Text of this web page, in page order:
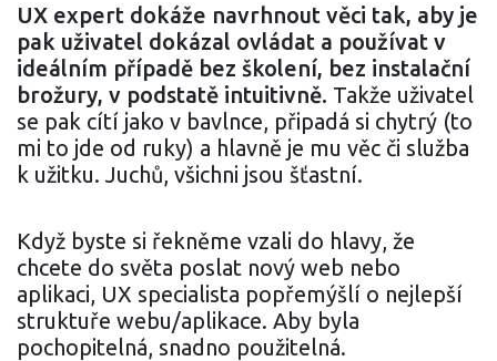
UX expert dokáže navrhnout věci tak, aby je
pak uživatel dokázal ovládat a používat v
ideálním případě bez školení, bez instalační
brožury, v podstatě intuitivně. Takže uživatel
se pak cítí jako v bavlnce, připadá si chytrý (to
mi to jde od ruky) a hlavně je mu věc či služba
k užitku. Juchů, všichni jsou šťastní.
Když byste si řekněme vzali do hlavy, že
chcete do světa poslat nový web nebo
aplikaci, UX specialista popřemýšlí o nejlepší
struktuře webu/aplikace. Aby byla
pochopitelná, snadno použitelná.